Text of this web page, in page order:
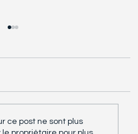
ce post ne sont plus